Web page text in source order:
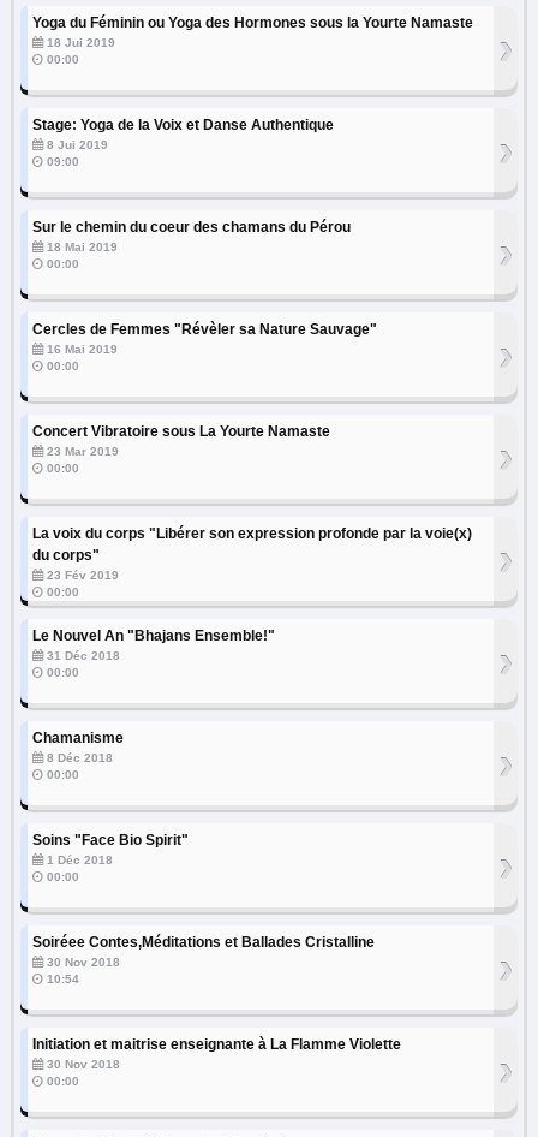
Yoga du Féminin ou Yoga des Hormones sous la Yourte Namaste
18 Jui 2019
00:00
›
Stage: Yoga de la Voix et Danse Authentique
8 Jui 2019
09:00
›
Sur le chemin du coeur des chamans du Pérou
18 Mai 2019
00:00
›
Cercles de Femmes "Révèler sa Nature Sauvage"
16 Mai 2019
00:00
›
Concert Vibratoire sous La Yourte Namaste
23 Mar 2019
00:00
›
La voix du corps "Libérer son expression profonde par la voie(x)
du corps"
23 Fév 2019
00:00
›
Le Nouvel An "Bhajans Ensemble!"
31 Déc 2018
00:00
›
Chamanisme
8 Déc 2018
00:00
›
Soins "Face Bio Spirit"
1 Déc 2018
00:00
›
Soiréee Contes,Méditations et Ballades Cristalline
30 Nov 2018
10:54
›
Initiation et maitrise enseignante à La Flamme Violette
30 Nov 2018
00:00
›